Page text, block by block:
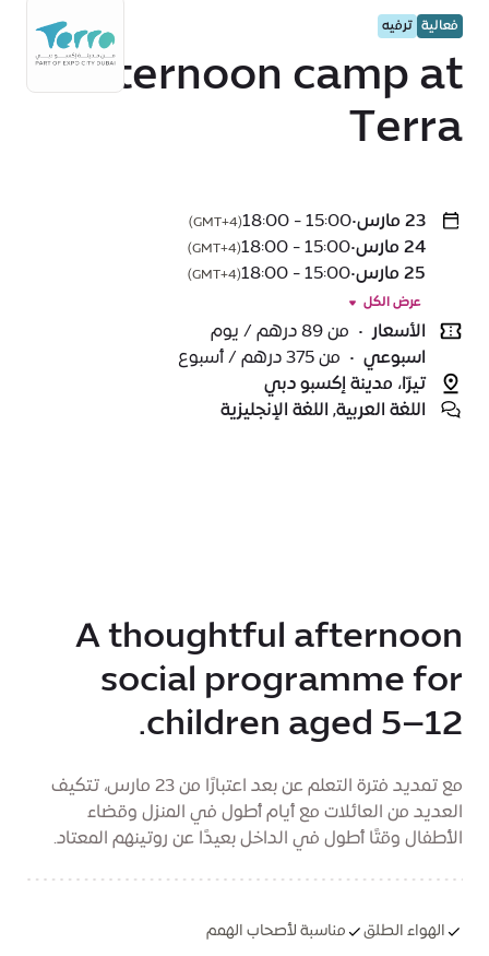
فعالية ترفيه
Afternoon camp at
Terra
23 مارس •
15:00 - 18:00
(GMT+4)
24 مارس •
15:00 - 18:00
(GMT+4)
25 مارس •
15:00 - 18:00
(GMT+4)
عرض الكل
الأسعار • من 89 درهم / يوم
اسبوعي • من 375 درهم / أسبوع
تيرّا، مدينة إكسبو دبي
اللغة العربية, اللغة الإنجليزية
A thoughtful afternoon
social programme for
children aged 5–12.
مع تمديد فترة التعلم عن بعد اعتبارًا من 23 مارس، تتكيف
العديد من العائلات مع أيام أطول في المنزل وقضاء
الأطفال وقتًا أطول في الداخل بعيدًا عن روتينهم المعتاد.
الهواء الطلق مناسبة لأصحاب الهمم